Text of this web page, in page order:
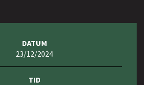
DATUM
23/12/2024
TID